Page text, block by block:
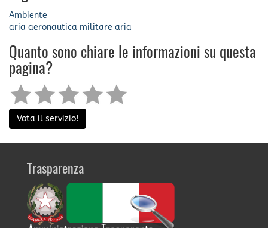
Ambiente
aria aeronautica militare aria
Quanto sono chiare le informazioni su questa
pagina?
Vota il servizio!
Trasparenza